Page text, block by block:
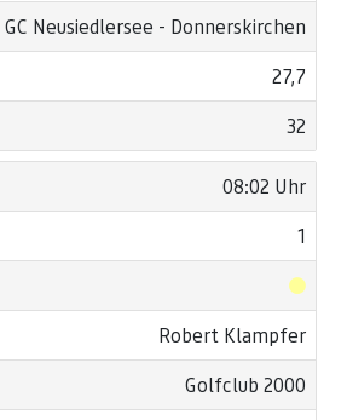
GC Neusiedlersee - Donnerskirchen
27,7
32
08:02 Uhr
1
Robert Klampfer
Golfclub 2000